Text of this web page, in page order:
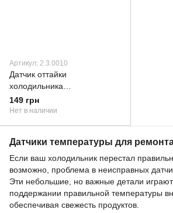
Артикул: 2.3.0010
Датчик оттайки
холодильника
универсальный 10кОм
149 грн
Нет в наличии
Датчики температуры для
Если ваш холодильник перестал
возможно, проблема в неисправных
Эти небольшие, но важные детали
поддержании правильной температуры
обеспечивая свежесть продуктов.